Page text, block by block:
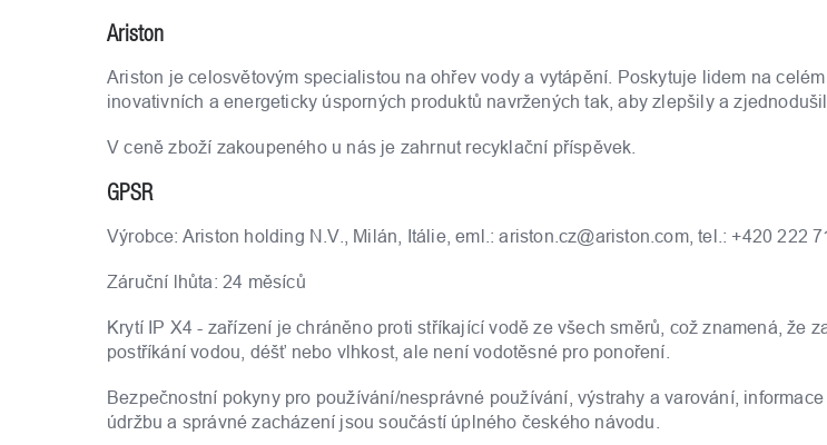
Ariston
Ariston je celosvětovým specialistou na ohřev vody a vytápění. Poskytuje lidem na
inovativních a energeticky úsporných produktů navržených tak, aby zlepšily a
V ceně zboží zakoupeného u nás je zahrnut recyklační příspěvek.
GPSR
Výrobce: Ariston holding N.V., Milán, Itálie, eml.: ariston.cz@ariston.com, tel.: +420 222
Záruční lhůta: 24 měsíců
Krytí IP X4 - zařízení je chráněno proti stříkající vodě ze všech směrů, což znamená, že
postříkání vodou, déšť nebo vlhkost, ale není vodotěsné pro ponoření.
Bezpečnostní pokyny pro používání/nesprávné používání, výstrahy a varování, informace
údržbu a správné zacházení jsou součástí úplného českého návodu.